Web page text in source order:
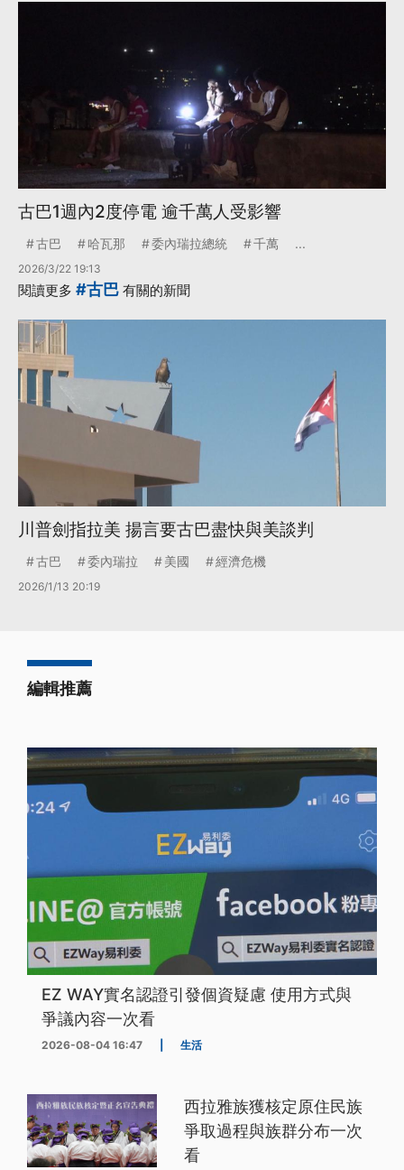
古巴1週內2度停電 逾千萬人受影響
古巴 哈瓦那 委內瑞拉總統 千萬 ...
2026/3/22 19:13
閱讀更多 #古巴 有關的新聞
川普劍指拉美 揚言要古巴盡快與美談判
古巴 委內瑞拉 美國 經濟危機
2026/1/13 20:19
編輯推薦
EZ WAY實名認證引發個資疑慮 使用方式與
爭議內容一次看
2026-08-04 16:47 生活
西拉雅族獲核定原住民族
爭取過程與族群分布一次
看